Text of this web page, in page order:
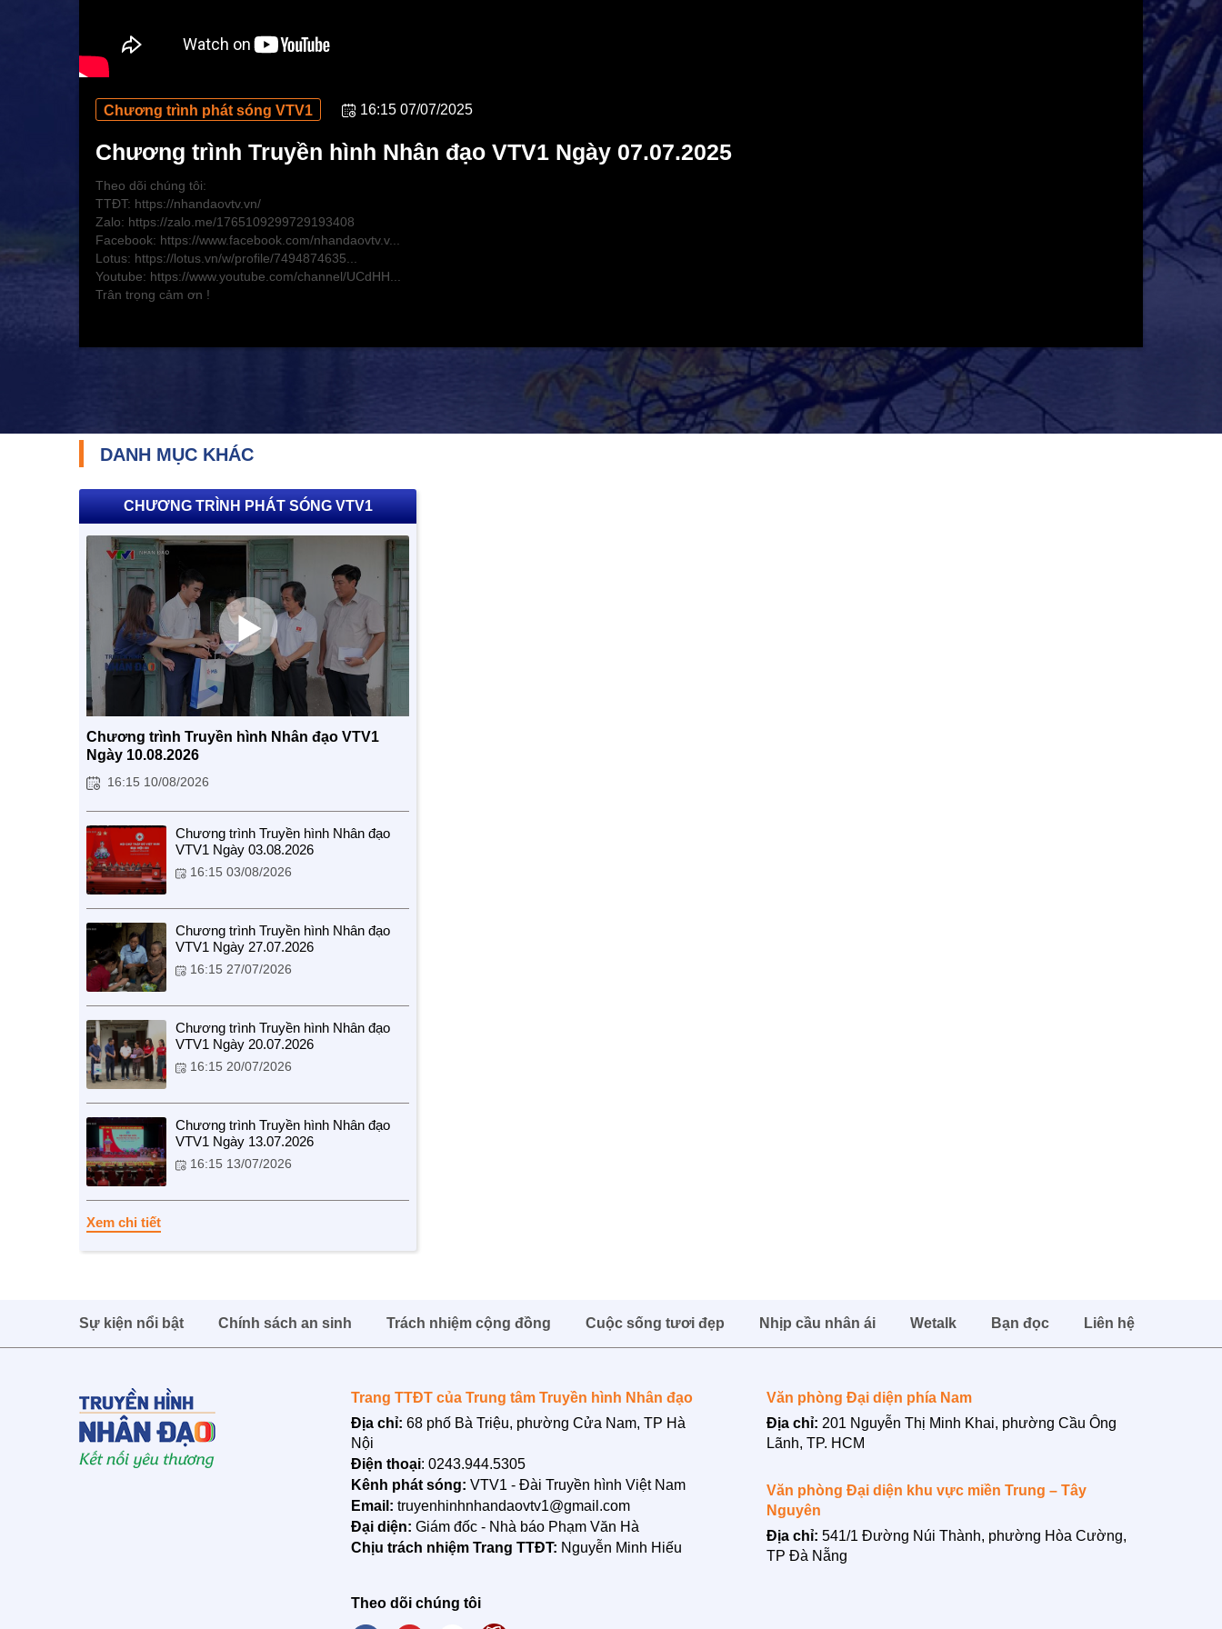
Chương trình phát sóng VTV1 16:15 07/07/2025
Chương trình Truyền hình Nhân đạo VTV1 Ngày 07.07.2025
Theo dõi chúng tôi:
TTĐT: https://nhandaovtv.vn/
Zalo: https://zalo.me/1765109299729193408
Facebook: https://www.facebook.com/nhandaovtv.v...
Lotus: https://lotus.vn/w/profile/7494874635...
Youtube: https://www.youtube.com/channel/UCdHH...
Trân trọng cảm ơn !
DANH MỤC KHÁC
CHƯƠNG TRÌNH PHÁT SÓNG VTV1
Chương trình Truyền hình Nhân đạo VTV1
Ngày 10.08.2026
16:15 10/08/2026
Chương trình Truyền hình Nhân đạo
VTV1 Ngày 03.08.2026
16:15 03/08/2026
Chương trình Truyền hình Nhân đạo
VTV1 Ngày 27.07.2026
16:15 27/07/2026
Chương trình Truyền hình Nhân đạo
VTV1 Ngày 20.07.2026
16:15 20/07/2026
Chương trình Truyền hình Nhân đạo
VTV1 Ngày 13.07.2026
16:15 13/07/2026
Xem chi tiết
Sự kiện nổi bật Chính sách an sinh Trách nhiệm cộng đồng Cuộc sống tươi đẹp Nhịp cầu nhân ái Wetalk Bạn đọc Liên hệ
Trang TTĐT của Trung tâm Truyền hình Nhân đạo
Địa chỉ: 68 phố Bà Triệu, phường Cửa Nam, TP Hà
Nội
Điện thoại: 0243.944.5305
Kênh phát sóng: VTV1 - Đài Truyền hình Việt Nam
Email: truyenhinhnhandaovtv1@gmail.com
Đại diện: Giám đốc - Nhà báo Phạm Văn Hà
Chịu trách nhiệm Trang TTĐT: Nguyễn Minh Hiếu
Văn phòng Đại diện phía Nam
Địa chỉ: 201 Nguyễn Thị Minh Khai, phường Cầu Ông
Lãnh, TP. HCM
Văn phòng Đại diện khu vực miền Trung – Tây
Nguyên
Địa chỉ: 541/1 Đường Núi Thành, phường Hòa Cường,
TP Đà Nẵng
Theo dõi chúng tôi